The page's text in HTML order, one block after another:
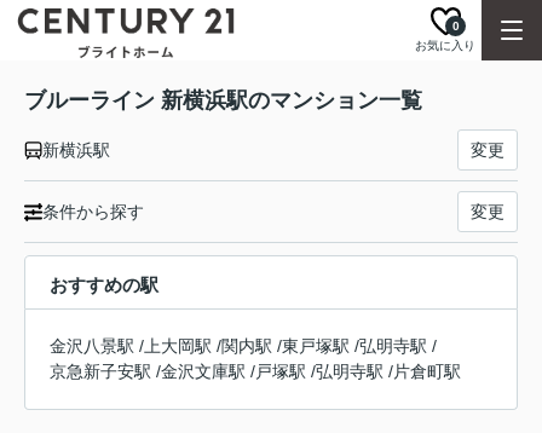
お気に入り
0
ブルーライン 新横浜駅のマンション一覧
新横浜駅 変更
条件から探す 変更
おすすめの駅
金沢八景駅 / 上大岡駅 /関内駅 /東戸塚駅 /弘明寺駅 /
京急新子安駅 /金沢文庫駅 /戸塚駅 /弘明寺駅 /片倉町駅